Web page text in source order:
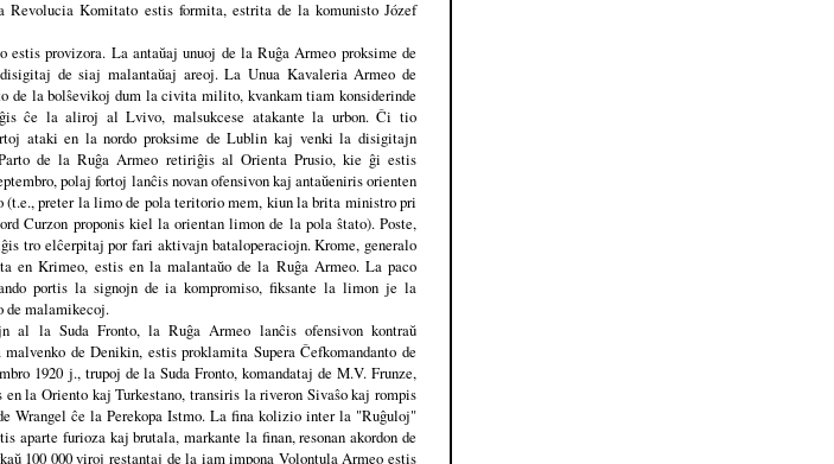
Revolucia Komitato estis formita, estrita de la komunisto Józef
estis provizora. La antaŭaj unuoj de la Ruĝa Armeo proksime de
de siaj malantaŭaj areoj. La Unua Kavaleria Armeo de
de la bolŝevikoj dum la civita milito, kvankam tiam konsiderinde
ĉe la aliroj al Lvivo, malsukcese atakante la urbon. Ĉi tio
ataki en la nordo proksime de Lublin kaj venki la disigitajn
de la Ruĝa Armeo retiriĝis al Orienta Prusio, kie ĝi estis
polaj fortoj lanĉis novan ofensivon kaj antaŭeniris orienten
(t.e., preter la limo de pola teritorio mem, kiun la brita ministro pri
Curzon proponis kiel la orientan limon de la pola ŝtato). Poste,
tro elĉerpitaj por fari aktivajn bataloperaciojn. Krome, generalo
en Krimeo, estis en la malantaŭo de la Ruĝa Armeo. La paco
portis la signojn de ia kompromiso, fiksante la limon je la
de malamikecoj.
al la Suda Fronto, la Ruĝa Armeo lanĉis ofensivon kontraŭ
de Denikin, estis proklamita Supera Ĉefkomandanto de
1920 j., trupoj de la Suda Fronto, komandataj de M.V. Frunze,
la Oriento kaj Turkestano, transiris la riveron Sivaŝo kaj rompis
Wrangel ĉe la Perekopa Istmo. La fina kolizio inter la "Ruĝuloj"
aparte furioza kaj brutala, markante la finan, resonan akordon de
100 000 viroj restantaj de la iam impona Volontula Armeo estis